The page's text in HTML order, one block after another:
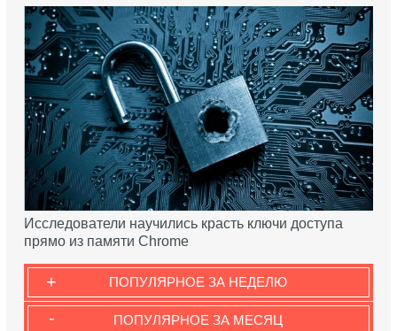
Исследователи научились красть ключи доступа
прямо из памяти Chrome
ПОПУЛЯРНОЕ ЗА НЕДЕЛЮ
+
ПОПУЛЯРНОЕ ЗА МЕСЯЦ
-